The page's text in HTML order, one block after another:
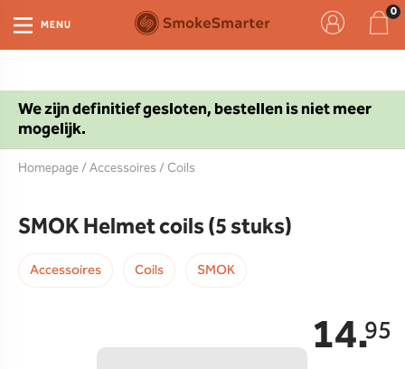
We zijn definitief gesloten, bestellen is niet meer
mogelijk.
MENU
Homepage/Accessoires/Coils
SMOK Helmet coils (5 stuks)
Accessoires Coils SMOK
14.95